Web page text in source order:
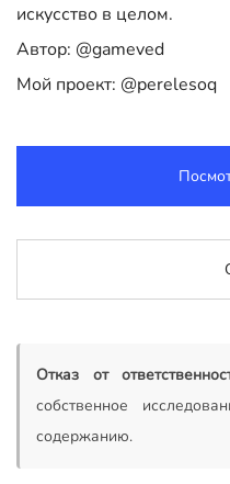
искусство в целом.
Автор: @gameved
Мой проект: @perelesoq
Отказ от
собственное
содержанию.